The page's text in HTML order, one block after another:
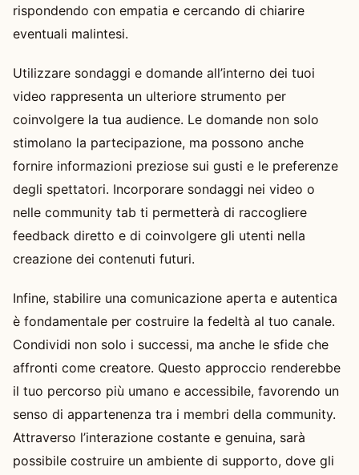
rispondendo con empatia e cercando di chiarire
eventuali malintesi.
Utilizzare sondaggi e domande all’interno dei tuoi
video rappresenta un ulteriore strumento per
coinvolgere la tua audience. Le domande non solo
stimolano la partecipazione, ma possono anche
fornire informazioni preziose sui gusti e le preferenze
degli spettatori. Incorporare sondaggi nei video o
nelle community tab ti permetterà di raccogliere
feedback diretto e di coinvolgere gli utenti nella
creazione dei contenuti futuri.
Infine, stabilire una comunicazione aperta e autentica
è fondamentale per costruire la fedeltà al tuo canale.
Condividi non solo i successi, ma anche le sfide che
affronti come creatore. Questo approccio renderebbe
il tuo percorso più umano e accessibile, favorendo un
senso di appartenenza tra i membri della community.
Attraverso l’interazione costante e genuina, sarà
possibile costruire un ambiente di supporto, dove gli